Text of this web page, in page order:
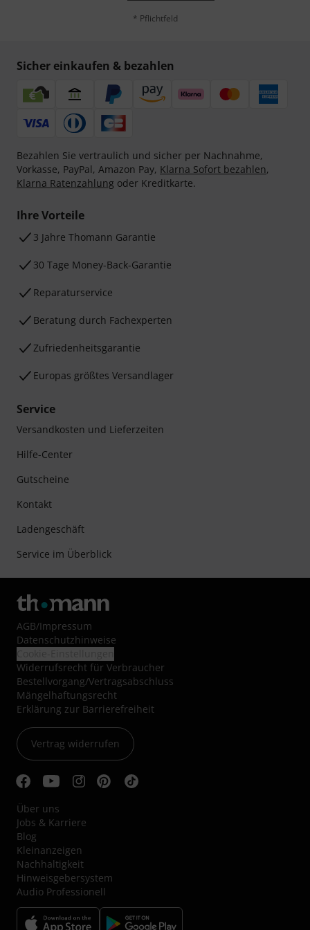
* Pflichtfeld
Sicher einkaufen & bezahlen
Bezahlen Sie vertraulich und sicher per Nachnahme,
Vorkasse, PayPal, Amazon Pay, Klarna Sofort bezahlen,
Klarna Ratenzahlung oder Kreditkarte.
Ihre Vorteile
3 Jahre Thomann Garantie
30 Tage Money-Back-Garantie
Reparaturservice
Beratung durch Fachexperten
Zufriedenheitsgarantie
Europas größtes Versandlager
Service
Versandkosten und Lieferzeiten
Hilfe-Center
Gutscheine
Kontakt
Ladengeschäft
Service im Überblick
AGB/Impressum
Datenschutzhinweise
Widerrufsrecht für Verbraucher
Bestellvorgang/Vertragsabschluss
Mängelhaftungsrecht
Erklärung zur Barrierefreiheit
Vertrag widerrufen
Über uns
Jobs & Karriere
Blog
Kleinanzeigen
Nachhaltigkeit
Hinweisgebersystem
Audio Professionell